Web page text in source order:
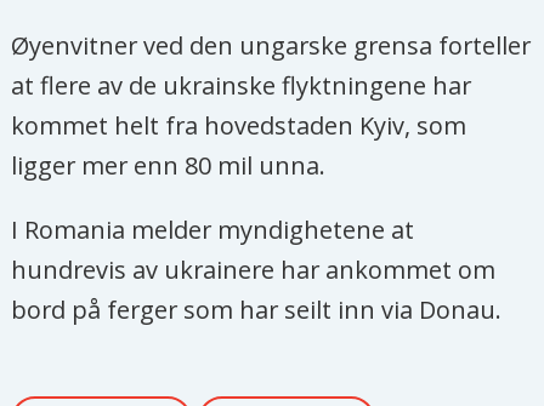
Øyenvitner ved den ungarske grensa forteller
at flere av de ukrainske flyktningene har
kommet helt fra hovedstaden Kyiv, som
ligger mer enn 80 mil unna.
I Romania melder myndighetene at
hundrevis av ukrainere har ankommet om
bord på ferger som har seilt inn via Donau.